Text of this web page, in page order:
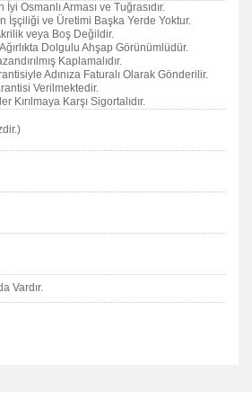
Osmanlı Arması ve Tuğrasıdır.
İşçiliği ve Üretimi Başka Yerde Yoktur.
veya Boş Değildir.
Dolgulu Ahşap Görünümlüdür.
Kaplamalıdır.
Adınıza Faturalı Olarak Gönderilir.
Verilmektedir.
Kırılmaya Karşı Sigortalıdır.
Vardır.